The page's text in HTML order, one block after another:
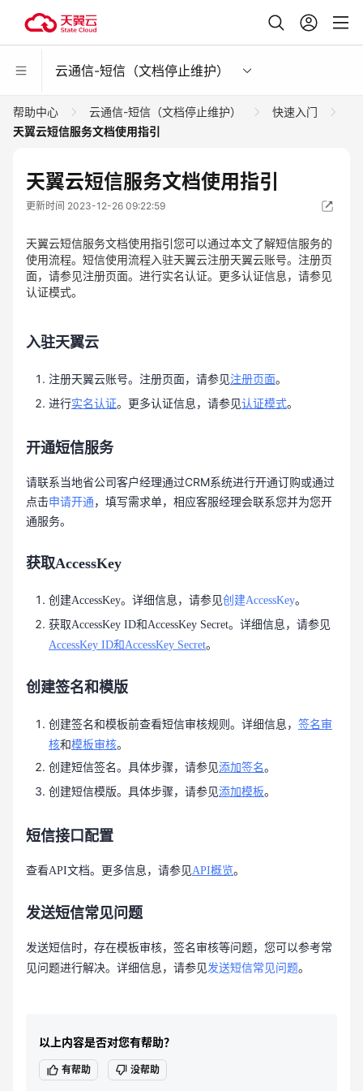
云通信-短信（文档停止维护）
帮助中心 云通信-短信（文档停止维护）
快速入门
天翼云短信服务文档使用指引
天翼云短信服务文档使用指引
更新时间 2023-12-26 09:22:59
天翼云短信服务文档使用指引您可以通过本文了解短信服务的
使用流程。短信使用流程入驻天翼云注册天翼云账号。注册页
面，请参见注册页面。进行实名认证。更多认证信息，请参见
认证模式。
入驻天翼云
注册天翼云账号。注册页面，请参见注册页面。
进行实名认证。更多认证信息，请参见认证模式。
开通短信服务
请联系当地省公司客户经理通过CRM系统进行开通订购或通过
点击申请开通，填写需求单，相应客服经理会联系您并为您开
通服务。
获取AccessKey
创建AccessKey。详细信息，请参见创建AccessKey。
获取AccessKey ID和AccessKey Secret。详细信息，请参见
AccessKey ID和AccessKey Secret。
创建签名和模版
创建签名和模板前查看短信审核规则。详细信息， 签名审
核和模板审核。
创建短信签名。具体步骤，请参见添加签名。
创建短信模版。具体步骤，请参见添加模板。
短信接口配置
查看API文档。更多信息，请参见API概览。
发送短信常见问题
发送短信时，存在模板审核，签名审核等问题，您可以参考常
见问题进行解决。详细信息，请参见发送短信常见问题。
以上内容是否对您有帮助？
有帮助 没帮助